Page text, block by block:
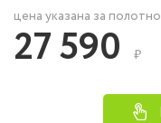
цена указана за полотно
27 590 ₽